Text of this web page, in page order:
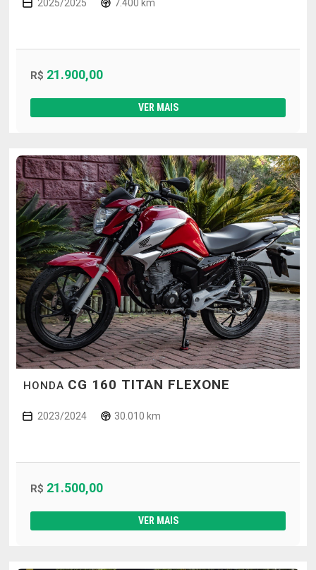
2025/2025 7.400 km
R$ 21.900,00
VER MAIS
HONDA CG 160 TITAN FLEXONE
2023/2024 30.010 km
R$ 21.500,00
VER MAIS